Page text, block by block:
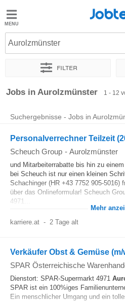
Jobted
Jobs
Aurolzmünster
Filter
Sortieren nach Genauer Standort
Jobs in Aurolzmünster 1 - 12
Suchergebnisse - Jobs in
Personalverrechner Teilzeit
Scheuch Group - Aurolzmünster
und Mitarbeiterrabatte bis hin zu
bei Scheuch ist nur einen kleinen
Schachinger (HR +43 7752 905-5016)
über das Onlineformular! Scheuch
4971...
Mehr
karriere.at - 2 Tage alt
Verkäufer Obst & Gemüse
SPAR Österreichische
Dienstort: SPAR-Supermarkt 4971
SPAR ist ein 100%iges
Ein menschlicher Umgang und ein